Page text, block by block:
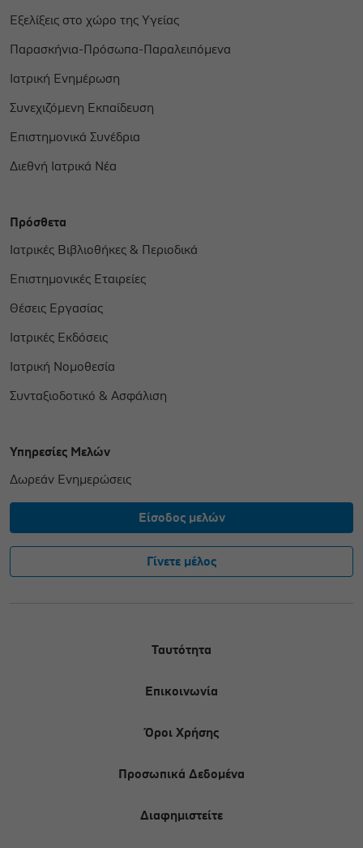
Εξελίξεις στο χώρο της Υγείας
Παρασκήνια-Πρόσωπα-Παραλειπόμενα
Ιατρική Ενημέρωση
Συνεχιζόμενη Εκπαίδευση
Επιστημονικά Συνέδρια
Διεθνή Ιατρικά Νέα
Πρόσθετα
Ιατρικές Βιβλιοθήκες & Περιοδικά
Επιστημονικές Εταιρείες
Θέσεις Εργασίας
Ιατρικές Εκδόσεις
Ιατρική Νομοθεσία
Συνταξιοδοτικό & Ασφάλιση
Υπηρεσίες Μελών
Δωρεάν Ενημερώσεις
Είσοδος μελών
Γίνετε μέλος
Ταυτότητα
Επικοινωνία
Όροι Χρήσης
Προσωπικά Δεδομένα
Διαφημιστείτε